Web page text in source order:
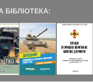
БІБЛІОТЕКА: